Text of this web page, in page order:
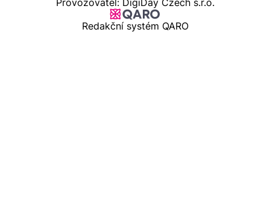
Provozovatel: DigiDay Czech s.r.o.
Redakční systém QARO